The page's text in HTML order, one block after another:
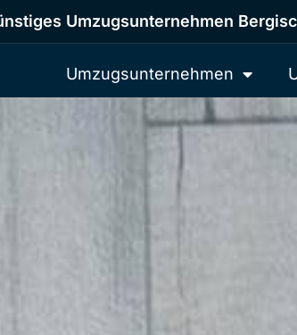
Umzugsunternehmen
Umzugsunternehmen